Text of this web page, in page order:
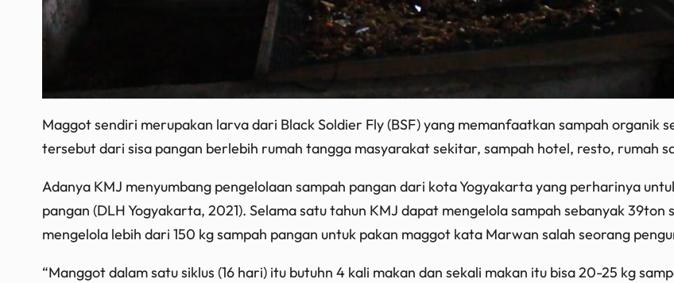
Maggot sendiri merupakan larva dari Black Soldier Fly (BSF)yang memanfaatkan sampah organik
tersebut dari sisa pangan berlebih rumah tangga masyarakat sekitar, sampah hotel, resto, rumah
Adanya KMJ menyumbang pengelolaan sampah pangan dari kota Yogyakarta yang perharinya
pangan (DLH Yogyakarta, 2021). Selama satu tahun KMJ dapat mengelola sampah sebanyak
mengelola lebih dari 150 kg sampah pangan untuk pakan maggot kata Marwan salah seorang
“Manggot dalam satu siklus (16 hari) itu butuhn 4 kali makan dan sekali makan itu bisa 20-25 kg